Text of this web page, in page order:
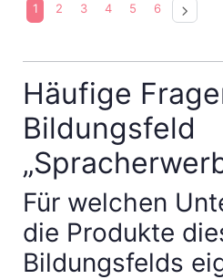
1 2 3 4 5 6
Häufige
Bildungsfeld
Für welchen
die Produkte
Bildungsfelds